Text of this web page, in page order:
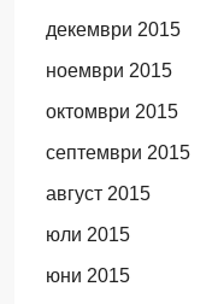
декември 2015
ноември 2015
октомври 2015
септември 2015
август 2015
юли 2015
юни 2015